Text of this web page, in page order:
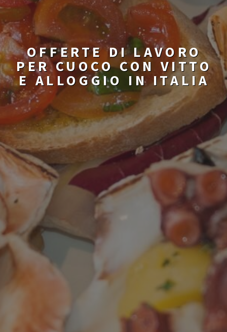
OFFERTE DI LAVORO
PER CUOCO CON VITTO
E ALLOGGIO IN ITALIA